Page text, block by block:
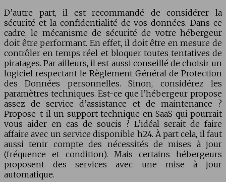
D’autre part, il est recommandé de considérer la
sécurité et la confidentialité de vos données. Dans ce
cadre, le mécanisme de sécurité de votre hébergeur
doit être performant. En effet, il doit être en mesure de
contrôler en temps réel et bloquer toutes tentatives de
piratages. Par ailleurs, il est aussi conseillé de choisir un
logiciel respectant le Règlement Général de Protection
des Données personnelles. Sinon, considérez les
paramètres techniques. Est-ce que l’hébergeur propose
assez de service d’assistance et de maintenance ?
Propose-t-il un support technique en SaaS qui pourrait
vous aider en cas de soucis ? L’idéal serait de faire
affaire avec un service disponible h24. À part cela, il faut
aussi tenir compte des nécessités de mises à jour
(fréquence et condition). Mais certains hébergeurs
proposent des services avec une mise à jour
automatique.